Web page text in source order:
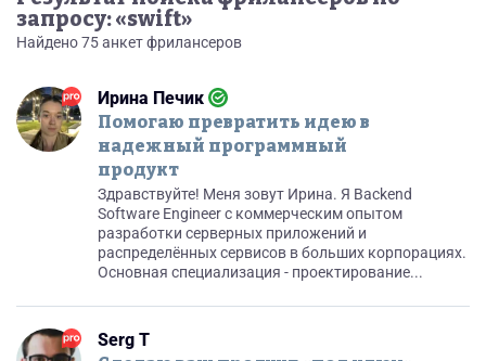
запросу: «swift»
Найдено 75 анкет фрилансеров
Ирина Печик
Помогаю превратить идею в
надежный программный
продукт
Здравствуйте! Меня зовут Ирина. Я Backend
Software Engineer с коммерческим опытом
разработки серверных приложений и
распределённых сервисов в больших корпорациях.
Основная специализация - проектирование...
Serg T